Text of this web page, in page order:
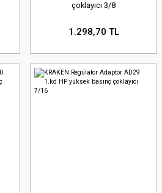
çoklayıcı 3/8
1.298,70 TL